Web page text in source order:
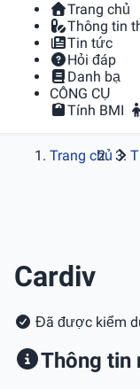
Trang chủ
Thông tin
Tin tức
Hỏi đáp
Danh bạ
CÔNG CỤ
Tính BMI
Trang chủ
Cardiv
Đã được kiểm
Thông tin